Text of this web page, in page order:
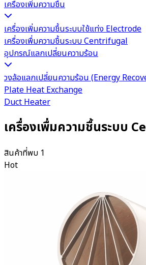
เครื่องเพิ่มความชื้น
เครื่องเพิ่มความชื้นระบบใช้แท่ง Electrode
เครื่องเพื่มความชื้นระบบ Centrifugal
อุปกรณ์แลกเปลี่ยนความร้อน
วงล้อแลกเปลี่ยนความร้อน (Energy
Plate Heat Exchange
Duct Heater
เครื่องเพื่มความชื้นระบบ
สินค้าที่พบ 1
Hot